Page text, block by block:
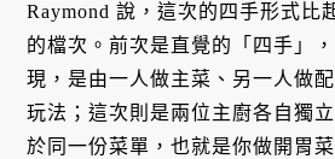
Raymond 說，這次的四手形式比
的檔次。前次是直覺的「四手」
現，是由一人做主菜、另一人做
玩法；這次則是兩位主廚各自獨
於同一份菜單，也就是你做開胃